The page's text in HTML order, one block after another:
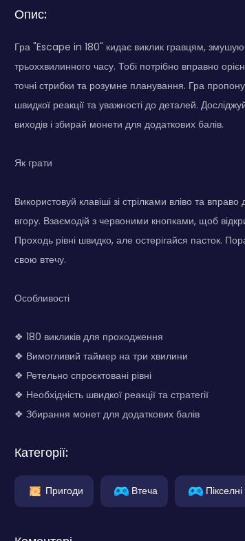
Опис:
Гра "Escape in 180" кидає виклик гравцям,
трьоххвилинного часу. Тобі потрібно вправно
точні стрибки та розумне планування. Гра
швидкої реакції та уважності до деталей.
виходів і збирай монети для додаткових балів.
Як грати
Використовуй клавіші зі стрілками вліво та
вгору. Взаємодій з червоними кнопками, щоб
Проходь рівні швидко, але остерігайся пасток.
свою втечу.
Особливості
❖ 180 викликів для проходження
❖ Вимогливий таймер на три хвилини
❖ Ретельно спроєктовані рівні
❖ Необхідність швидкої реакції та стратегії
❖ Збирання монет для додаткових балів
Категорії:
Пригоди Втеча Пікселні